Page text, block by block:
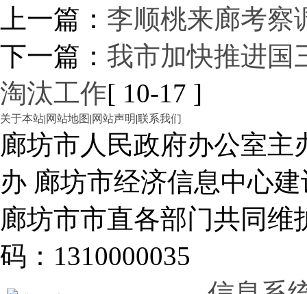
上一篇： 李顺桃来廊考察
下一篇： 我市加快推进国
淘汰工作[ 10-17 ]
关于本站|网站地图 |网站声明|联系我们
廊坊市人民政府办公室
办 廊坊市经济信息中心建
廊坊市市直各部门共同
码：1310000035